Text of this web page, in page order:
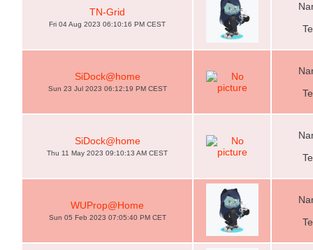
TN-Grid
Fri 04 Aug 2023 06:10:16 PM CEST
SiDock@home
Sun 23 Jul 2023 06:12:19 PM CEST
SiDock@home
Thu 11 May 2023 09:10:13 AM CEST
WUProp@Home
Sun 05 Feb 2023 07:05:40 PM CET